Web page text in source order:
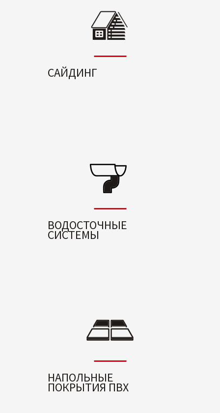
САЙДИНГ
ВОДОСТОЧНЫЕ
СИСТЕМЫ
НАПОЛЬНЫЕ
ПОКРЫТИЯ ПВХ